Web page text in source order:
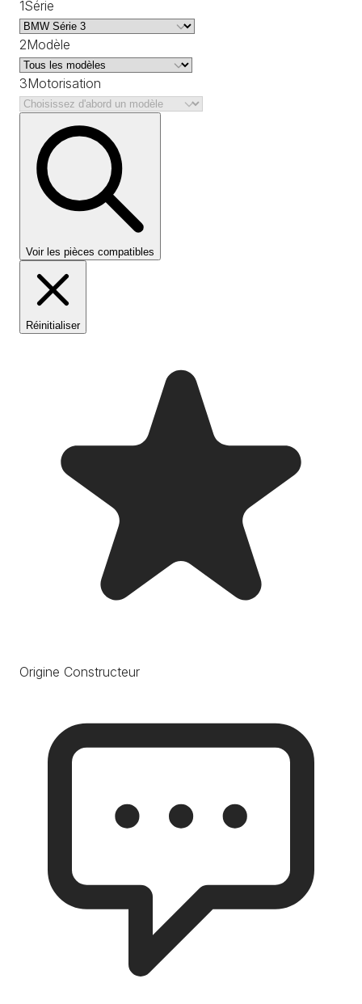
1Série
2Modèle
3Motorisation
Voir les pièces compatibles
Réinitialiser
Origine Constructeur